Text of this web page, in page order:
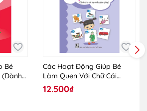
Bé
Các Hoạt Động Giúp Bé
Làm Quen Với Chữ Cái
(Dành Cho Trẻ Lớp Mẫu
Giáo Ghép)
12.500₫